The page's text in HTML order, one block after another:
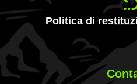
Politica di